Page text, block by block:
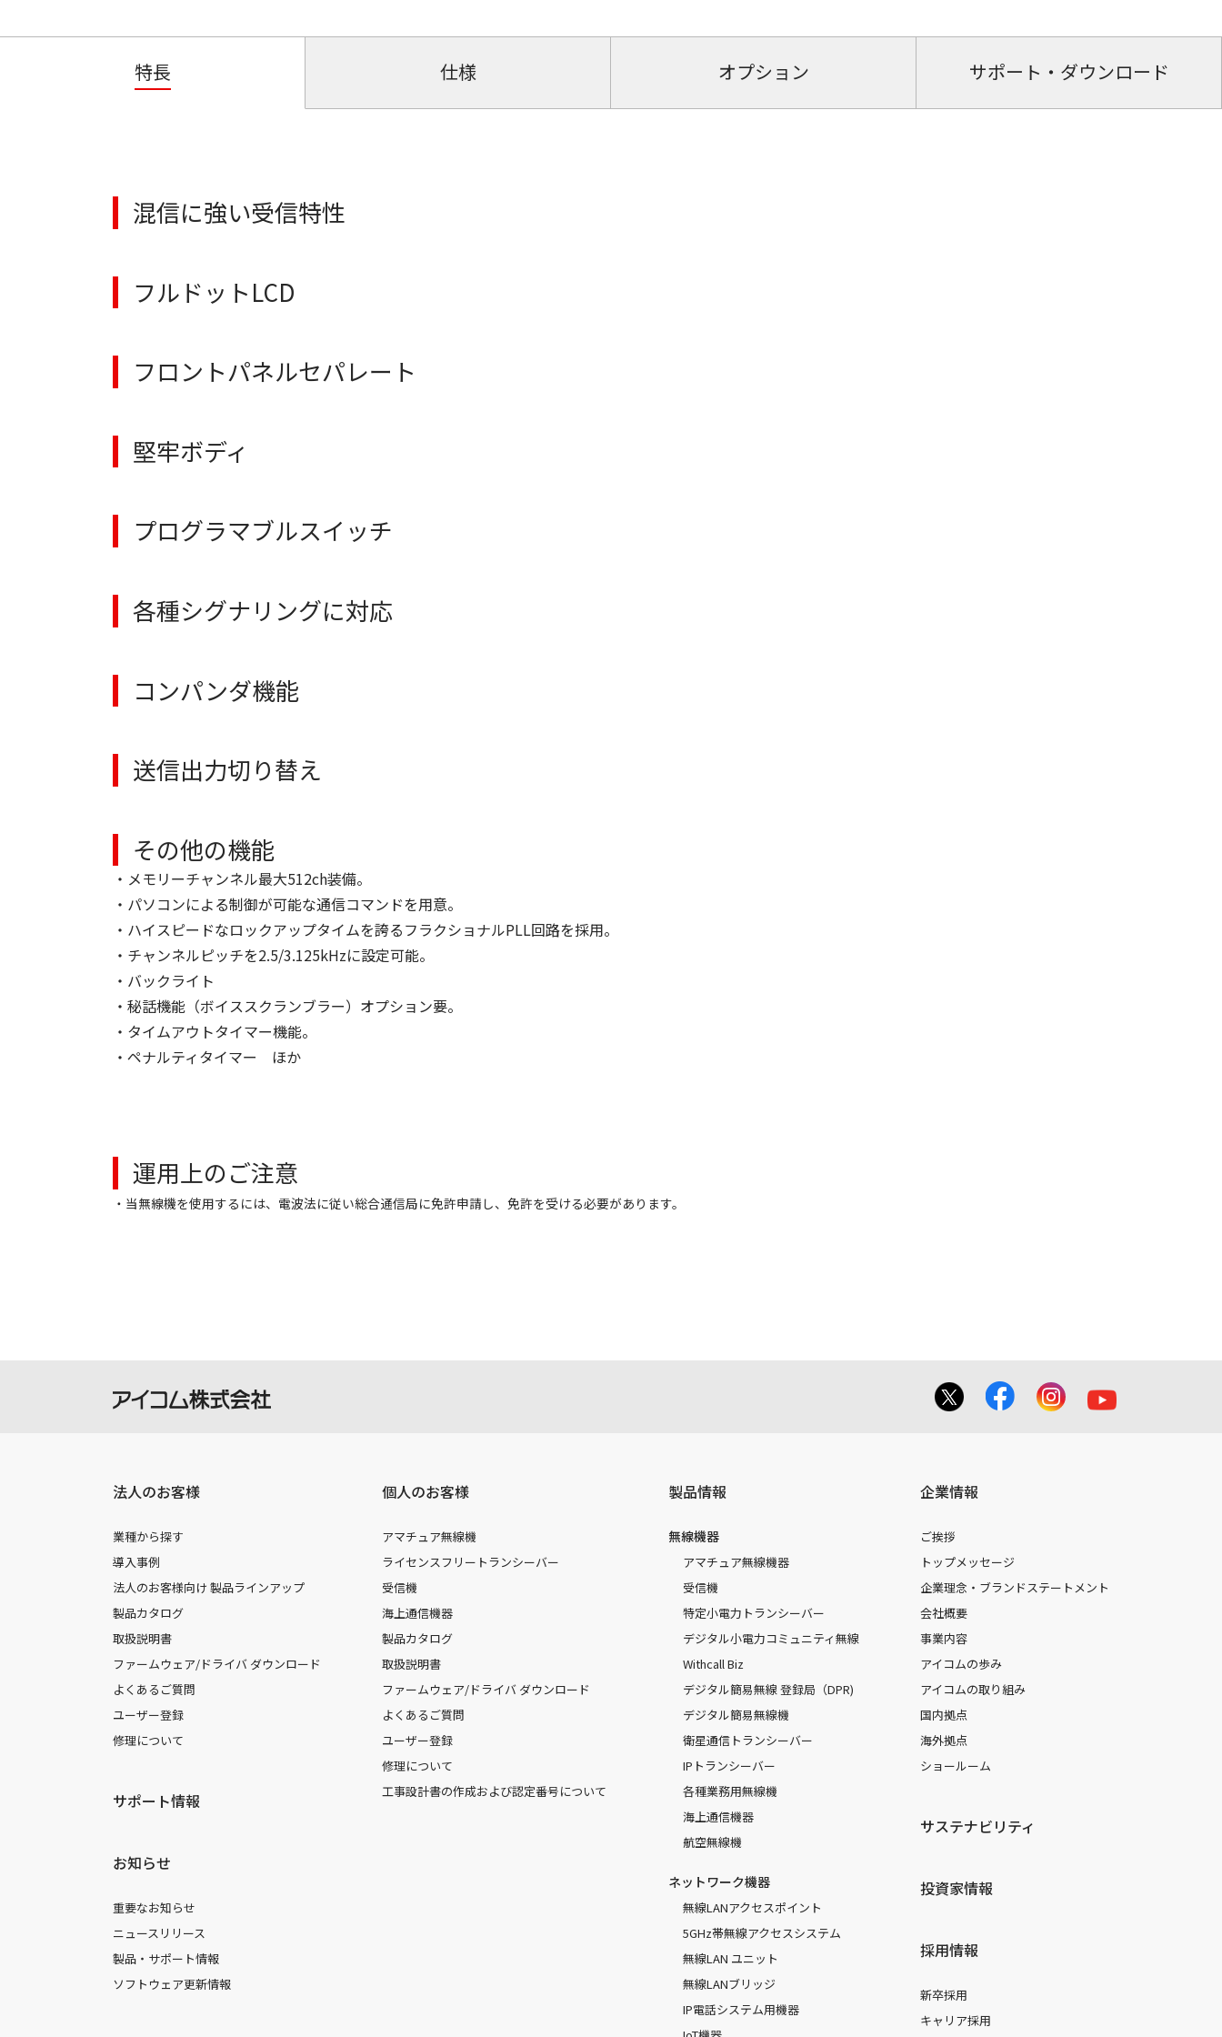
特長 仕様 オプション サポート・ダウンロード
混信に強い受信特性
フルドットLCD
フロントパネルセパレート
堅牢ボディ
プログラマブルスイッチ
各種シグナリングに対応
コンパンダ機能
送信出力切り替え
その他の機能
・メモリーチャンネル最大512ch装備。
・パソコンによる制御が可能な通信コマンドを用意。
・ハイスピードなロックアップタイムを誇るフラクショナルPLL回路を採用。
・チャンネルピッチを2.5/3.125kHzに設定可能。
・バックライト
・秘話機能（ボイススクランブラー）オプション要。
・タイムアウトタイマー機能。
・ペナルティタイマー ほか
運用上のご注意
・当無線機を使用するには、電波法に従い総合通信局に免許申請し、免許を受ける必要があります。
法人のお客様
業種から探す
導入事例
法人のお客様向け 製品ラインアップ
製品カタログ
取扱説明書
ファームウェア/ドライバ ダウンロード
よくあるご質問
ユーザー登録
修理について
サポート情報
お知らせ
重要なお知らせ
ニュースリリース
製品・サポート情報
ソフトウェア更新情報
個人のお客様
アマチュア無線機
ライセンスフリートランシーバー
受信機
海上通信機器
製品カタログ
取扱説明書
ファームウェア/ドライバ ダウンロード
よくあるご質問
ユーザー登録
修理について
工事設計書の作成および認定番号について
製品情報
無線機器
アマチュア無線機器
受信機
特定小電力トランシーバー
デジタル小電力コミュニティ無線
Withcall Biz
デジタル簡易無線 登録局（DPR)
デジタル簡易無線機
衛星通信トランシーバー
IPトランシーバー
各種業務用無線機
海上通信機器
航空無線機
ネットワーク機器
無線LANアクセスポイント
5GHz帯無線アクセスシステム
無線LAN ユニット
無線LANブリッジ
IP電話システム用機器
企業情報
ご挨拶
トップメッセージ
企業理念・ブランドステートメント
会社概要
事業内容
アイコムの歩み
アイコムの取り組み
国内拠点
海外拠点
ショールーム
サステナビリティ
投資家情報
採用情報
新卒採用
キャリア採用